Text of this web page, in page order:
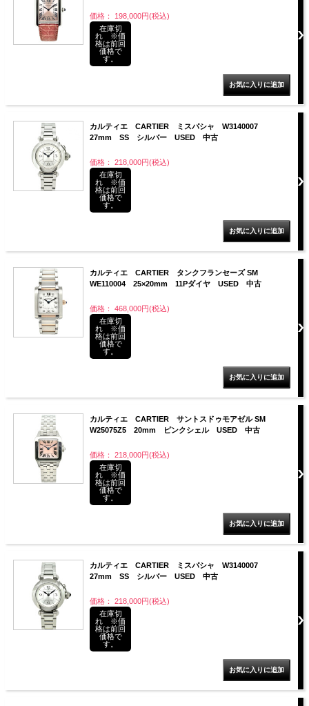
価格： 198,000円(税込)
在庫切
れ ※価
格は前回
価格で
す。
カルティエ CARTIER ミスパシャ W3140007
27mm SS シルバー USED 中古
価格： 218,000円(税込)
在庫切
れ ※価
格は前回
価格で
す。
カルティエ CARTIER タンクフランセーズ SM
WE110004 25×20mm 11Pダイヤ USED 中古
価格： 468,000円(税込)
在庫切
れ ※価
格は前回
価格で
す。
カルティエ CARTIER サントスドゥモアゼル SM
W25075Z5 20mm ピンクシェル USED 中古
価格： 218,000円(税込)
在庫切
れ ※価
格は前回
価格で
す。
カルティエ CARTIER ミスパシャ W3140007
27mm SS シルバー USED 中古
価格： 218,000円(税込)
在庫切
れ ※価
格は前回
価格で
す。